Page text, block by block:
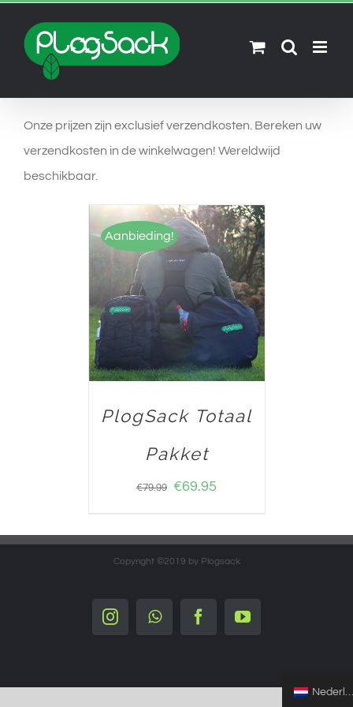
content
Onze prijzen zijn exclusief verzendkosten. Bereken uw
verzendkosten in de winkelwagen! Wereldwijd
beschikbaar.
Aanbieding!
OPTIES SELECTEREN
/
DETAILS
PlogSack Totaal
Pakket
€79.99 €69.95
Copyright ©2019 by Plogsack
InstagramWhatsappFacebookYouTube
Nederlands